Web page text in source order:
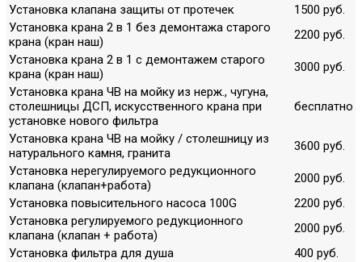
Установка клапана защиты от протечек
1500 руб.
Установка крана 2 в 1 без демонтажа старого
крана (кран наш)
2200 руб.
Установка крана 2 в 1 с демонтажем старого
крана (кран наш)
3000 руб.
Установка крана ЧВ на мойку из нерж., чугуна,
столешницы ДСП, искусственного крана при
установке нового фильтра
бесплатно
Установка крана ЧВ на мойку / столешницу из
натурального камня, гранита
3600 руб.
Установка нерегулируемого редукционного
клапана (клапан+работа)
2000 руб.
Установка повысительного насоса 100G
2200 руб.
Установка регулируемого редукционного
клапана (клапан + работа)
2000 руб.
Установка фильтра для душа
400 руб.